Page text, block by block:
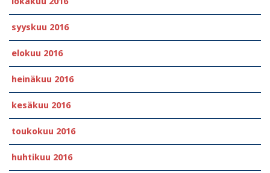
syyskuu 2016
elokuu 2016
heinäkuu 2016
kesäkuu 2016
toukokuu 2016
huhtikuu 2016